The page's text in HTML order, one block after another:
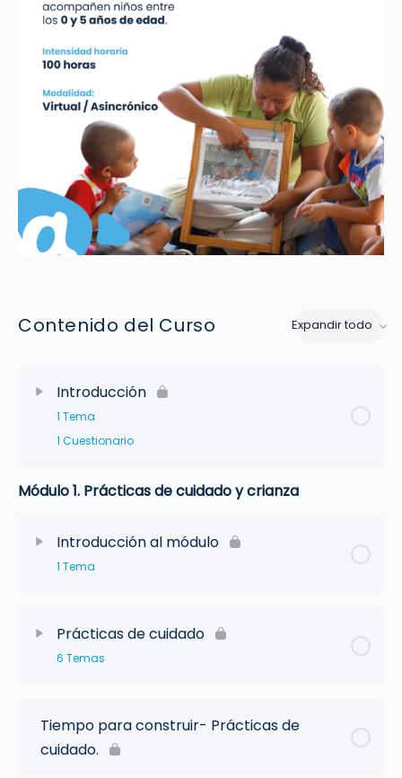
Contenido del Curso Expandir todo
Lecciones
Introducción
1 Tema
1 Cuestionario
Módulo 1. Prácticas de cuidado y crianza
Introducción al módulo
1 Tema
Prácticas de cuidado
6 Temas
Tiempo para construir- Prácticas de
cuidado.